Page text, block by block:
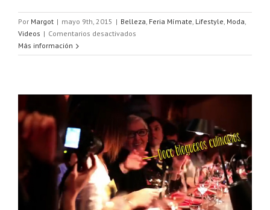
Por Margot | mayo 9th, 2015 | Belleza, Feria Mímate, Lifestyle, Moda,
Videos | Comentarios desactivados
Feria
Más información